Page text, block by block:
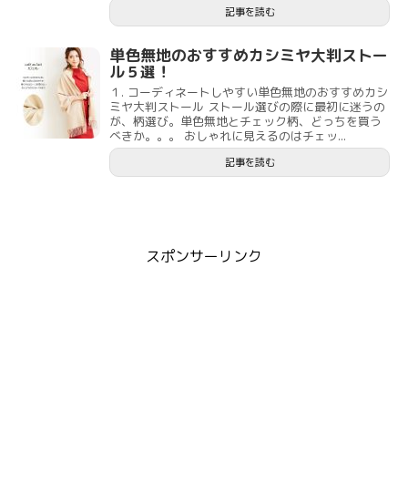
記事を読む
単色無地のおすすめカシミヤ大判ストー
ル５選！
１. コーディネートしやすい単色無地のおすすめカシ
ミヤ大判ストール ストール選びの際に最初に迷うの
が、柄選び。単色無地とチェック柄、どっちを買う
べきか。。。 おしゃれに見えるのはチェッ...
記事を読む
スポンサーリンク